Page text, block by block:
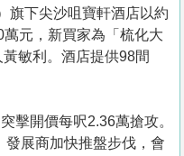
旗下尖沙咀寶軒酒店以約
元，新買家為「梳化大
敏利。酒店提供98間
擊開價每呎2.36萬搶攻。
展商加快推盤步伐，會